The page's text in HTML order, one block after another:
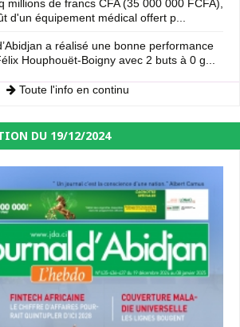
millions de francs CFA (35 000 000 FCFA),
d'un équipement médical offert p...
a réalisé une bonne performance
Houphouët-Boigny avec 2 buts à 0 g...
Toute l'info en continu
DU 19/12/2024